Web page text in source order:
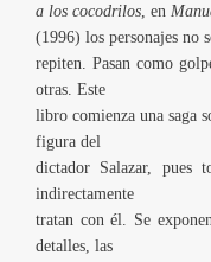
a los cocodrilos, en
(1996) los personajes no
repiten. Pasan como
otras. Este
libro comienza una saga
figura del
dictador Salazar, pues
indirectamente
tratan con él. Se
detalles, las